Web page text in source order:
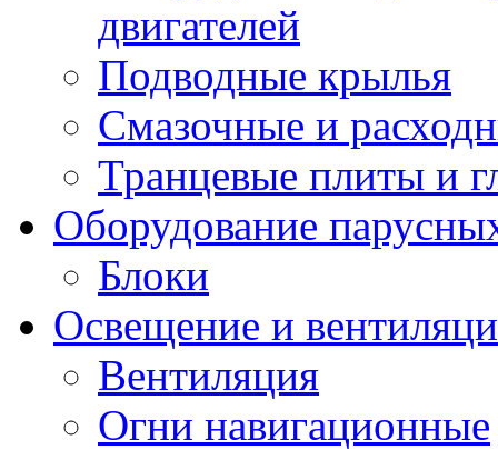
двигателей
Подводные крылья
Смазочные и
Транцевые плиты и
Оборудование
Блоки
Освещение и
Вентиляция
Огни навигационные